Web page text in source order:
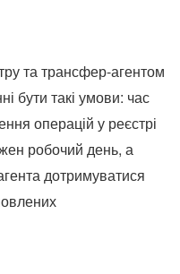
та трансфер-агентом
бути такі умови: час
операцій у реєстрі
робочий день, а
дотримуватися